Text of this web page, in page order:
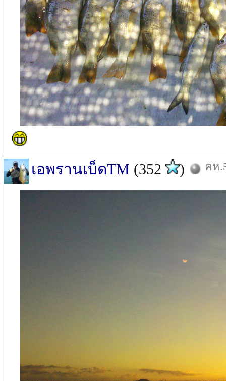
เอพรานเบ็ดTM (352 ) คห